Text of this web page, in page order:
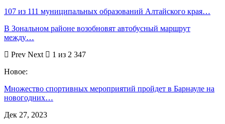
107 из 111 муниципальных образований Алтайского края…
В Зональном районе возобновят автобусный маршрут
между…
Prev Next
1 из 2 347
Новое:
Множество спортивных мероприятий пройдет в Барнауле на
новогодних…
Дек 27, 2023